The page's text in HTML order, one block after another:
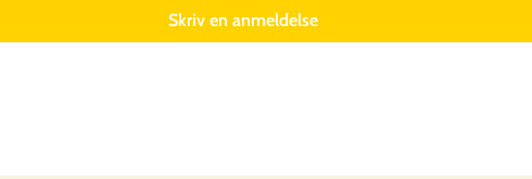
Skriv en anmeldelse